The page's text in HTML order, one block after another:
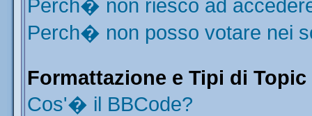
Perch� non riesco ad
Perch� non posso votare nei
Formattazione e Tipi di Topic
Cos'� il BBCode?